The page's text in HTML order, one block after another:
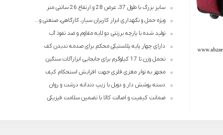
سایز بزرگ با طول 37، عرض 28 و ارتفاع 26 سانتی متر
ویژه حمل و نگهداری ابزار کاربران سیار، کارگاهی، صنعتی و...
تولید شده با پارچه برزنتی دو لایه مقاوم و ضد نفوذ آب
دارای چهار پایه پلاستیکی محکم برای صدمه ندیدن کف
تحمل وزن تا 17 کیلوگرم برای جابجایی ابزارآلات سنگین
مجهز به نوار مغزی فلزی جهت افزایش استحکام کیف
دسته پوشش دار و دوبل با زیپ دندانه درشت و روان
ضمانت کیفیت و اصالت کالا با تضمین سلامت فیزیکی